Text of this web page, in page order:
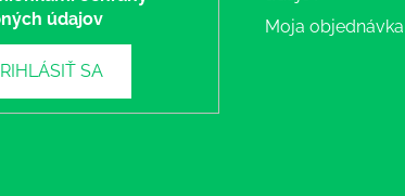
údajov
SA
Moja objednávka